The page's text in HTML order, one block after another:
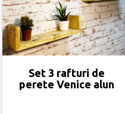
Set 3 rafturi de
perete Venice alun